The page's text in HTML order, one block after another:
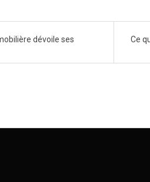
dévoile ses
Ce